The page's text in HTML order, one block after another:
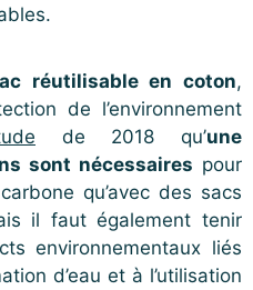
réutilisable en coton,
de l’environnement
de 2018 qu’une
sont nécessaires pour
qu’avec des sacs
il faut également tenir
environnementaux liés
d’eau et à l’utilisation